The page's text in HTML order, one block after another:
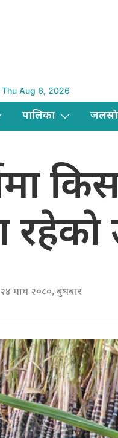
/ Thu Aug 6, 2026
पालिका
२४ माघ २०८०, बुधबार